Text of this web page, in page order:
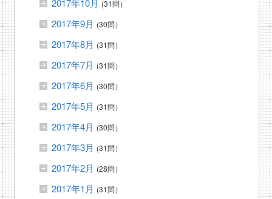
2017年10月 (31問）
2017年9月 (30問）
2017年8月 (31問）
2017年7月 (31問）
2017年6月 (30問）
2017年5月 (31問）
2017年4月 (30問）
2017年3月 (31問）
2017年2月 (28問）
2017年1月 (31問）